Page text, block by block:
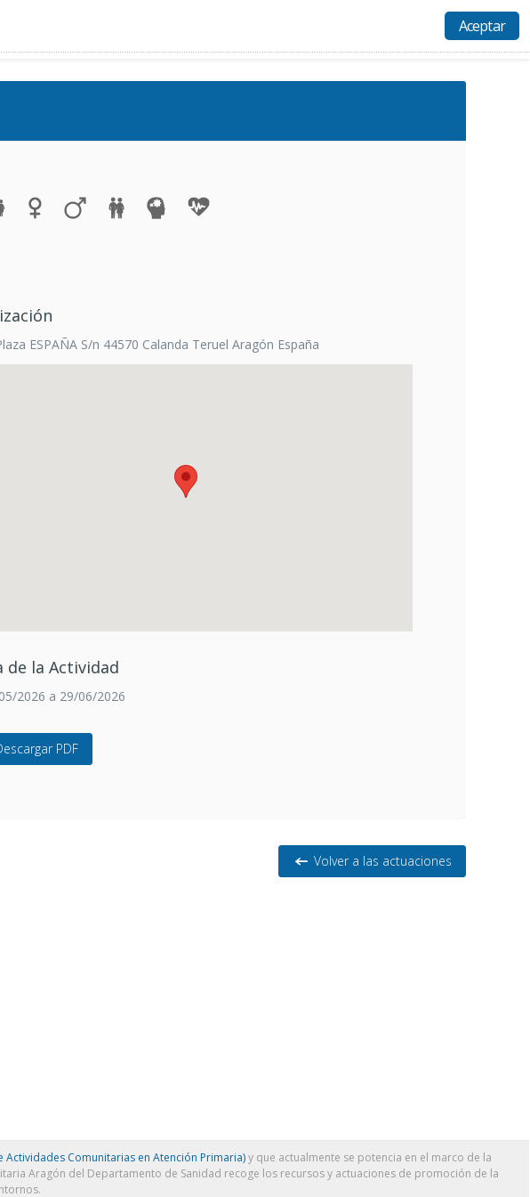
Aceptar
Acceso
ESPAÑA S/n 44570 Calanda Teruel Aragón España
de la Actividad
2026 a 29/06/2026
PDF
Volver a las actuaciones
Actividades Comunitarias en Atención Primaria)y que actualmente se potencia en el marco de la
Aragón del Departamento de Sanidad recoge los recursos y actuaciones de promoción de la